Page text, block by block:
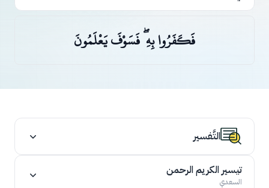
فَكَفَرُوا بِهِ ۖ فَسَوْفَ يَعْلَمُونَ
التَّفسير
تيسير الكريم الرحمن
السعدي